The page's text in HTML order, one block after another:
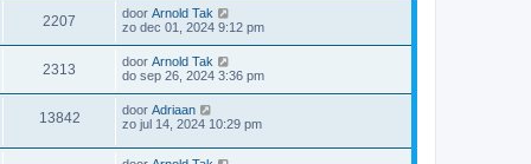
2207 door Arnold Tak
zo dec 01, 2024 9:12 pm
2313 door Arnold Tak
do sep 26, 2024 3:36 pm
13842 door Adriaan
zo jul 14, 2024 10:29 pm